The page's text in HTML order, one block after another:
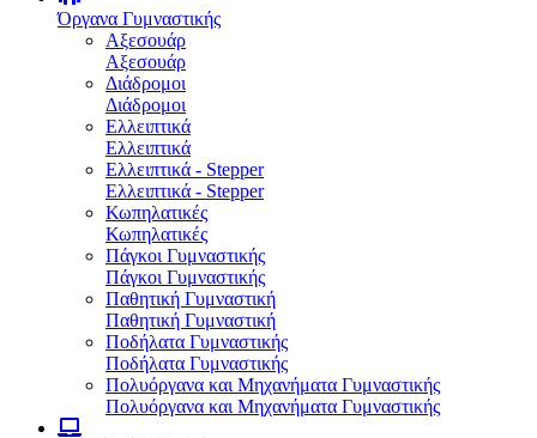
Όργανα Γυμναστικής
Αξεσουάρ
Αξεσουάρ
Διάδρομοι
Διάδρομοι
Ελλειπτικά
Ελλειπτικά
Ελλειπτικά - Stepper
Ελλειπτικά - Stepper
Κωπηλατικές
Κωπηλατικές
Πάγκοι Γυμναστικής
Πάγκοι Γυμναστικής
Παθητική Γυμναστική
Παθητική Γυμναστική
Ποδήλατα Γυμναστικής
Ποδήλατα Γυμναστικής
Πολυόργανα και Μηχανήματα Γυμναστικής
Πολυόργανα και Μηχανήματα Γυμναστικής